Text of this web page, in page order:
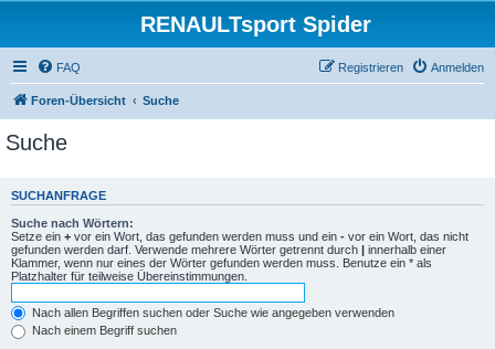
RENAULTsport Spider
FAQ Anmelden
Registrieren
Foren-Übersicht Suche
Suche
SUCHANFRAGE
Suche nach Wörtern:
Setze ein + vor ein Wort, das gefunden werden muss und ein - vor ein Wort, das nicht
gefunden werden darf. Verwende mehrere Wörter getrennt durch | innerhalb einer
Klammer, wenn nur eines der Wörter gefunden werden muss. Benutze ein * als
Platzhalter für teilweise Übereinstimmungen.
Nach allen Begriffen suchen oder Suche wie angegeben verwenden
Nach einem Begriff suchen